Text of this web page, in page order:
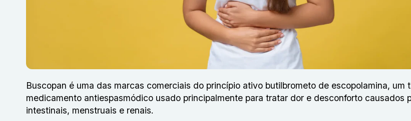
Buscopan é uma das marcas comerciais do princípio ativo butilbrometo de escopolamina, um
medicamento antiespasmódico usado principalmente para tratar dor e desconforto causados
intestinais, menstruais e renais.